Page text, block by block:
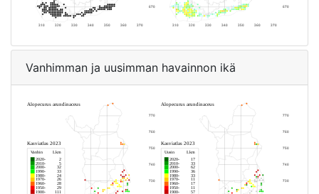
Vanhimman ja uusimman havainnon ikä